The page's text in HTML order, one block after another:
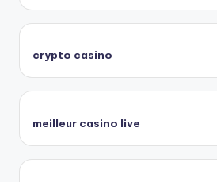
crypto casino
meilleur casino live